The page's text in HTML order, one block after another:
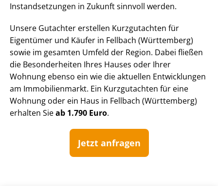
In­stand­set­zun­gen in Zukunft sinnvoll werden.
Unsere Gutachter erstellen Kurzgutachten für
Eigentümer und Käufer in Fellbach (Württemberg)
sowie im gesamten Umfeld der Region. Dabei fließen
die Besonderheiten Ihres Hauses oder Ihrer
Wohnung ebenso ein wie die aktuellen Entwicklungen
am Immobilienmarkt. Ein Kurzgutachten für eine
Wohnung oder ein Haus in Fellbach (Württemberg)
erhalten Sieab 1.790 Euro.
Jetzt anfragen